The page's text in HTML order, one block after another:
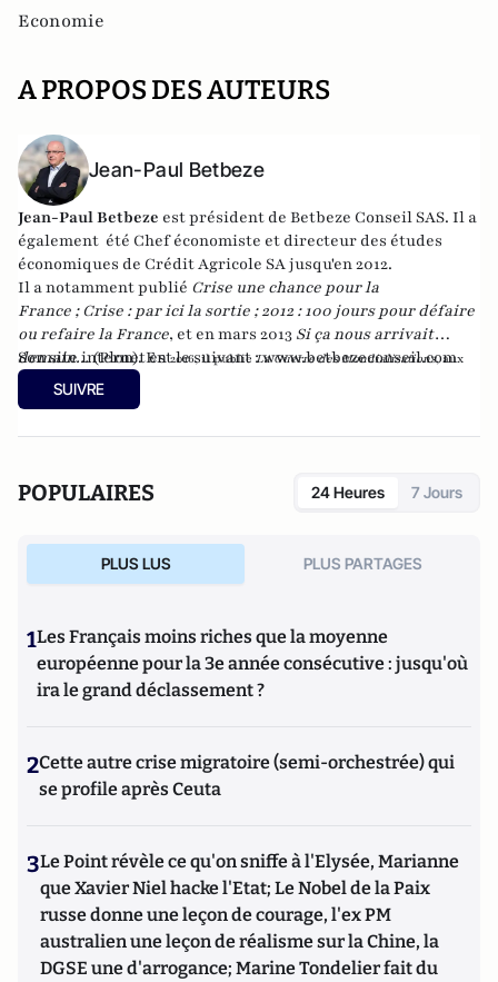
Economie
A PROPOS DES AUTEURS
Jean-Paul Betbeze
Jean-Paul Betbeze est président de Betbeze Conseil SAS. Il a
également été Chef économiste et directeur des études
économiques de Crédit Agricole SA jusqu'en 2012.
Il a notamment publié Crise une chance pour la
France ; Crise : par ici la sortie ; 2012 : 100 jours pour défaire
ou refaire la France, et en mars 2013 Si ça nous arrivait
demain...(Plon). En2016, il publie La Guerre des Mondialisations, aux
éditions Economica
et en 2017 "La France, ce malade imaginaire"
chez le même éditeur.
Son site internet est le suivant :www.betbezeconseil.com
SUIVRE
POPULAIRES 24 Heures 7 Jours
PLUS LUS PLUS PARTAGES
1Les Français moins riches que la moyenne
européenne pour la 3e année consécutive : jusqu'où
ira le grand déclassement ?
2Cette autre crise migratoire (semi-orchestrée) qui
se profile après Ceuta
3Le Point révèle ce qu'on sniffe à l'Elysée, Marianne
que Xavier Niel hacke l'Etat; Le Nobel de la Paix
russe donne une leçon de courage, l'ex PM
australien une leçon de réalisme sur la Chine, la
DGSE une d'arrogance; Marine Tondelier fait du